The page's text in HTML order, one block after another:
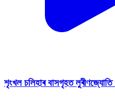
শৃংখল চলিহাৰ বাসগৃহত